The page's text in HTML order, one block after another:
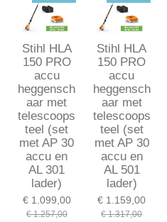
Stihl HLA
150 PRO
accu
heggensch
aar met
telescoops
teel (set
met AP 30
accu en
AL 301
lader)
€ 1.099,00
€ 1.257,00
Stihl HLA
150 PRO
accu
heggensch
aar met
telescoops
teel (set
met AP 30
accu en
AL 501
lader)
€ 1.159,00
€ 1.317,00